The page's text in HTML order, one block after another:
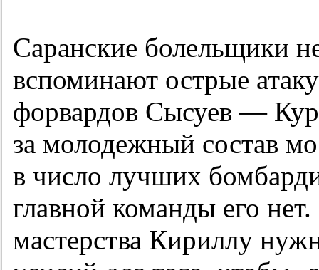
Саранские болельщики
вспоминают острые
форвардов Сысуев —
за молодежный состав
в число лучших
главной команды его
мастерства Кириллу